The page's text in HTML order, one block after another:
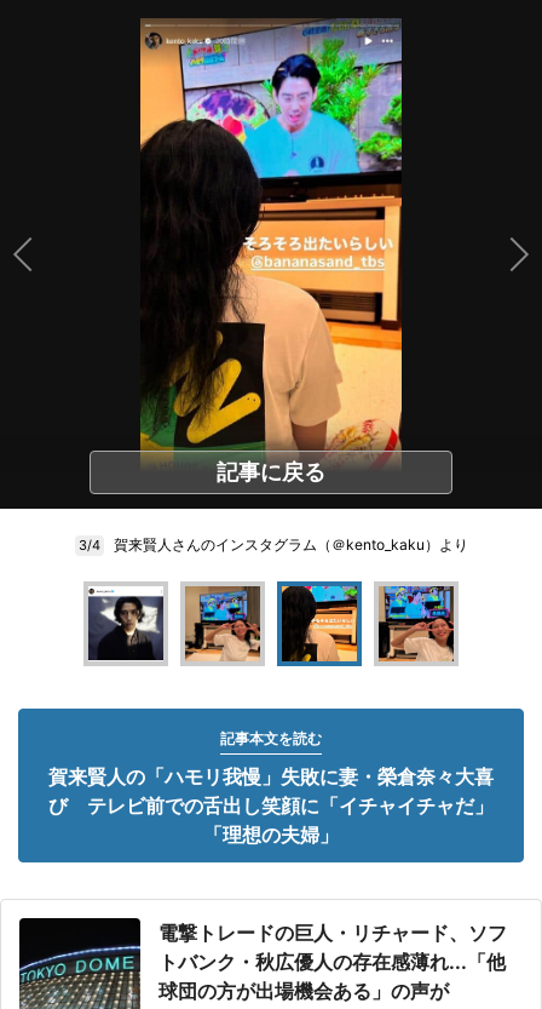
記事に戻る
3/4 賀来賢人さんのインスタグラム（＠kento_kaku）より
記事本文を読む
賀来賢人の「ハモリ我慢」失敗に妻・榮倉奈々大喜
び テレビ前での舌出し笑顔に「イチャイチャだ」
「理想の夫婦」
電撃トレードの巨人・リチャード、ソフ
トバンク・秋広優人の存在感薄れ...「他
球団の方が出場機会ある」の声が